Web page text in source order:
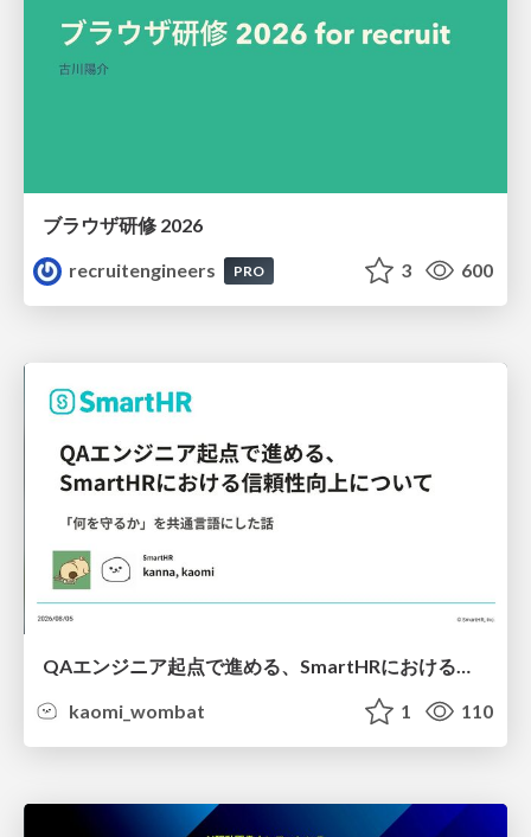
ブラウザ研修 2026
recruitengineers
PRO 3 600
QAエンジニア起点で進める、SmartHRにおける信頼性向上について
kaomi_wombat
1 110